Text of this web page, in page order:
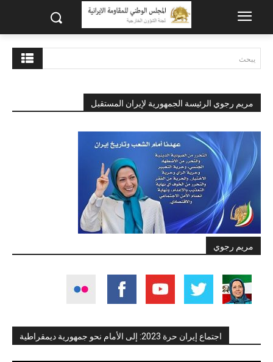
يبحث
مريم رجوي الرئيسة الجمهورية لإيران المستقبل
مريم رجوي
اجتماع إيران حرة 2023: إلى الأمام نحو جمهورية ديمقراطية